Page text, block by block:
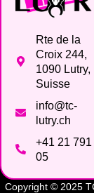
Rte de la
Croix 244,
1090 Lutry,
Suisse
info@tc-
lutry.ch
+41 21 791
05
Copyright © 2025